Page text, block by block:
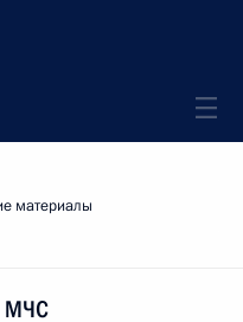
материалы
МЧС